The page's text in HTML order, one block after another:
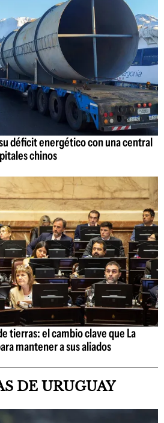
déficit energético con una central
chinos
tierras: el cambio clave que La
mantener a sus aliados
DE URUGUAY